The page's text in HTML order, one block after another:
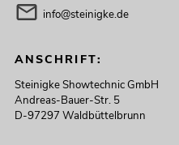
info@steinigke.de
ANSCHRIFT:
Steinigke Showtechnic GmbH
Andreas-Bauer-Str. 5
D-97297 Waldbüttelbrunn